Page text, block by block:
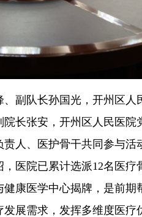
副队长孙国光，开州区人
长张安，开州区人民医院
人、医护骨干共同参与活
医院已累计选派12名医疗
康医学中心揭牌，是前期
展需求，发挥多维度医疗